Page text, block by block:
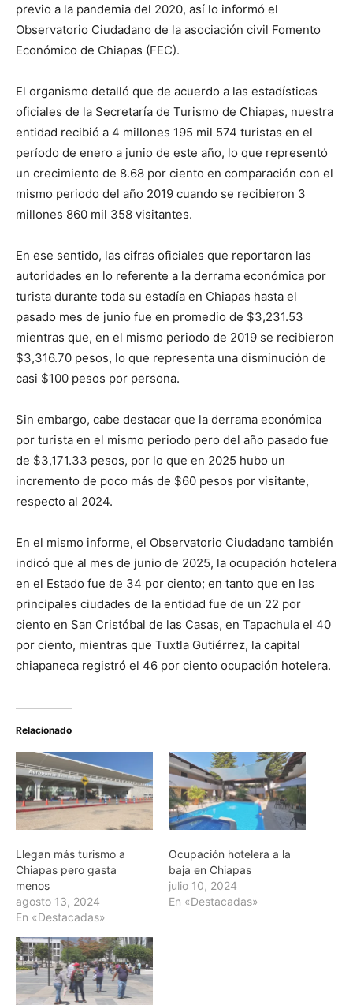
previo a la pandemia del 2020, así lo informó el
Observatorio Ciudadano de la asociación civil Fomento
Económico de Chiapas (FEC).
El organismo detalló que de acuerdo a las estadísticas
oficiales de la Secretaría de Turismo de Chiapas, nuestra
entidad recibió a 4 millones 195 mil 574 turistas en el
período de enero a junio de este año, lo que representó
un crecimiento de 8.68 por ciento en comparación con el
mismo periodo del año 2019 cuando se recibieron 3
millones 860 mil 358 visitantes.
En ese sentido, las cifras oficiales que reportaron las
autoridades en lo referente a la derrama económica por
turista durante toda su estadía en Chiapas hasta el
pasado mes de junio fue en promedio de $3,231.53
mientras que, en el mismo periodo de 2019 se recibieron
$3,316.70 pesos, lo que representa una disminución de
casi $100 pesos por persona.
Sin embargo, cabe destacar que la derrama económica
por turista en el mismo periodo pero del año pasado fue
de $3,171.33 pesos, por lo que en 2025 hubo un
incremento de poco más de $60 pesos por visitante,
respecto al 2024.
En el mismo informe, el Observatorio Ciudadano también
indicó que al mes de junio de 2025, la ocupación hotelera
en el Estado fue de 34 por ciento; en tanto que en las
principales ciudades de la entidad fue de un 22 por
ciento en San Cristóbal de las Casas, en Tapachula el 40
por ciento, mientras que Tuxtla Gutiérrez, la capital
chiapaneca registró el 46 por ciento ocupación hotelera.
Relacionado
Llegan más turismo a
Chiapas pero gasta
menos
agosto 13, 2024
En «Destacadas»
Ocupación hotelera a la
baja en Chiapas
julio 10, 2024
En «Destacadas»